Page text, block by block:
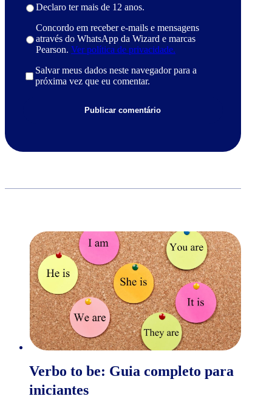
Declaro ter mais de 12 anos.
Concordo em receber e-mails e mensagens
através do WhatsApp da Wizard e marcas
Pearson. Ver política de privacidade.
Salvar meus dados neste navegador para a
próxima vez que eu comentar.
Verbo to be: Guia completo para
iniciantes